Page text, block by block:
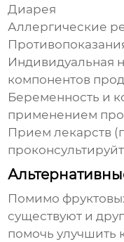
Диарея
Аллергические
Индивидуальная
компонентов
Беременность и
применением
Прием лекарств
Помимо
существуют и
помочь улучшить